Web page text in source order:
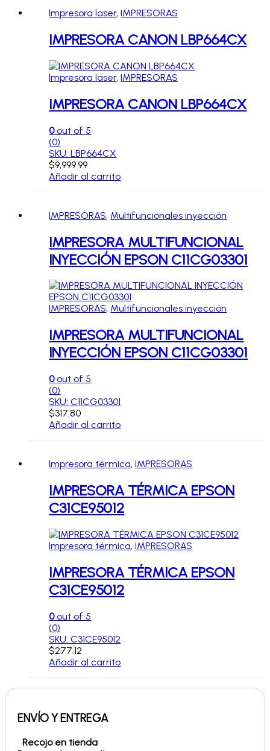
Impresora laser,IMPRESORAS
IMPRESORA CANON LBP664CX
Impresora laser,IMPRESORAS
IMPRESORA CANON LBP664CX
0out of 5
(0)
SKU: LBP664CX
$9,999.99
Añadir al carrito
IMPRESORAS, Multifuncionales inyección
IMPRESORA MULTIFUNCIONAL
INYECCIÓN EPSON C11CG03301
IMPRESORAS, Multifuncionales inyección
IMPRESORA MULTIFUNCIONAL
INYECCIÓN EPSON C11CG03301
0out of 5
(0)
SKU: C11CG03301
$317.80
Añadir al carrito
Impresora térmica,IMPRESORAS
IMPRESORA TÉRMICA EPSON
C31CE95012
Impresora térmica,IMPRESORAS
IMPRESORA TÉRMICA EPSON
C31CE95012
0out of 5
(0)
SKU: C31CE95012
$277.12
Añadir al carrito
ENVÍO Y ENTREGA
Recojo en tienda